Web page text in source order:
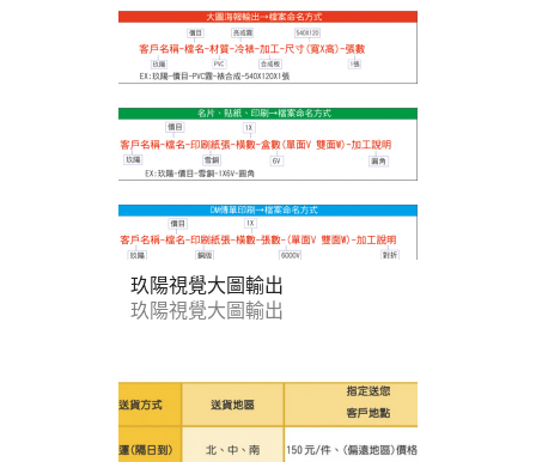
玖陽視覺大圖輸出
玖陽視覺大圖輸出